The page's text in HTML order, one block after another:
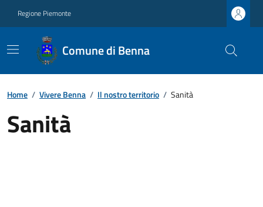
Regione Piemonte
Comune di Benna
Home / Vivere Benna / Il nostro territorio / Sanità
Sanità